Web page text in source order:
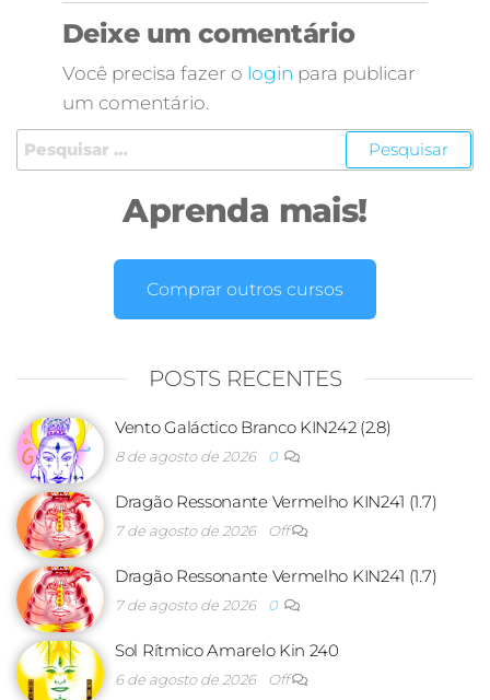
Deixe um comentário
Você precisa fazer o login para publicar
um comentário.
Aprenda mais!
Comprar outros cursos
POSTS RECENTES
Vento Galáctico Branco KIN242 (2.8)
8 de agosto de 2026 0
Dragão Ressonante Vermelho KIN241 (1.7)
7 de agosto de 2026 Off
Dragão Ressonante Vermelho KIN241 (1.7)
7 de agosto de 2026 0
Sol Rítmico Amarelo Kin 240
6 de agosto de 2026 Off